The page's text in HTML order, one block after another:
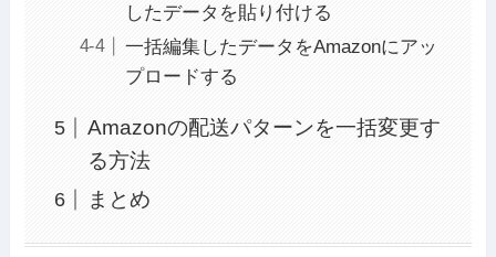
したデータを貼り付ける
一括編集したデータをAmazonにアッ
プロードする
Amazonの配送パターンを一括変更す
る方法
まとめ